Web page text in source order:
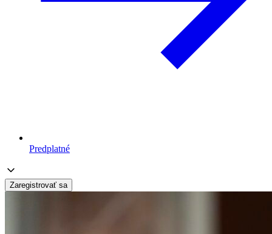
Predplatné
Zaregistrovať sa